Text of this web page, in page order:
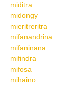
miditra
midongy
mieritreritra
mifanandrina
mifaninana
mifindra
mifosa
mihaino